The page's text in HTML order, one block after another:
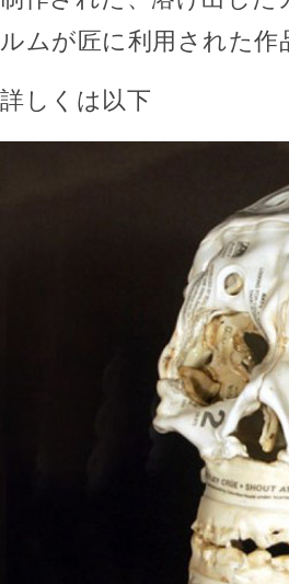
ルムが匠に利用された作
詳しくは以下